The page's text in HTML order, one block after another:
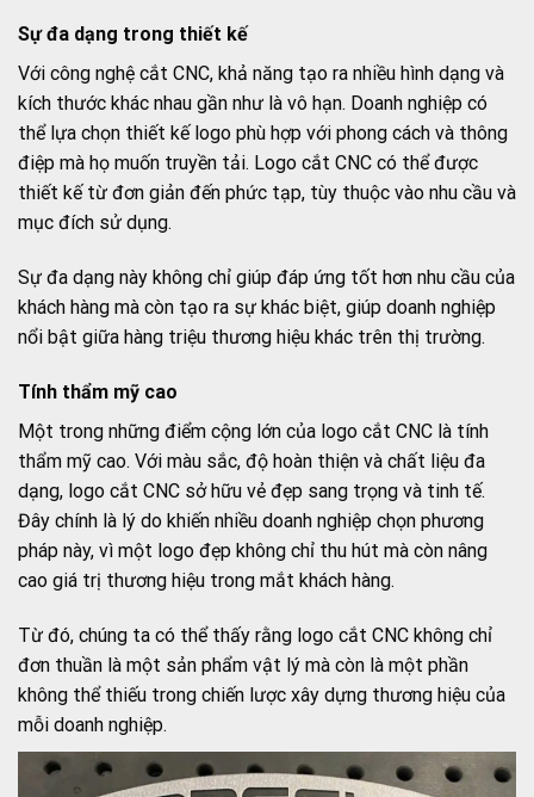
Sự đa dạng trong thiết kế
Với công nghệ cắt CNC, khả năng tạo ra nhiều hình dạng và
kích thước khác nhau gần như là vô hạn. Doanh nghiệp có
thể lựa chọn thiết kế logo phù hợp với phong cách và thông
điệp mà họ muốn truyền tải. Logo cắt CNC có thể được
thiết kế từ đơn giản đến phức tạp, tùy thuộc vào nhu cầu và
mục đích sử dụng.
Sự đa dạng này không chỉ giúp đáp ứng tốt hơn nhu cầu của
khách hàng mà còn tạo ra sự khác biệt, giúp doanh nghiệp
nổi bật giữa hàng triệu thương hiệu khác trên thị trường.
Tính thẩm mỹ cao
Một trong những điểm cộng lớn của logo cắt CNC là tính
thẩm mỹ cao. Với màu sắc, độ hoàn thiện và chất liệu đa
dạng, logo cắt CNC sở hữu vẻ đẹp sang trọng và tinh tế.
Đây chính là lý do khiến nhiều doanh nghiệp chọn phương
pháp này, vì một logo đẹp không chỉ thu hút mà còn nâng
cao giá trị thương hiệu trong mắt khách hàng.
Từ đó, chúng ta có thể thấy rằng logo cắt CNC không chỉ
đơn thuần là một sản phẩm vật lý mà còn là một phần
không thể thiếu trong chiến lược xây dựng thương hiệu của
mỗi doanh nghiệp.